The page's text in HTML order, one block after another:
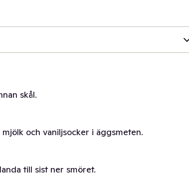
skål.
och vaniljsocker i äggsmeten.
till sist ner smöret.